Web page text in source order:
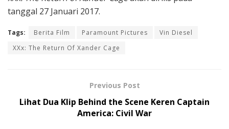
tanggal 27 Januari 2017.
Tags: Berita Film Paramount Pictures
Vin Diesel
XXx: The Return Of Xander Cage
Previous Post
Lihat Dua Klip Behind the Scene Keren Captain
America: Civil War